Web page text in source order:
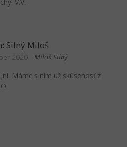
V.V.
Silný Miloš
Miloš Silný
2020
Máme s ním už skúsenosť z